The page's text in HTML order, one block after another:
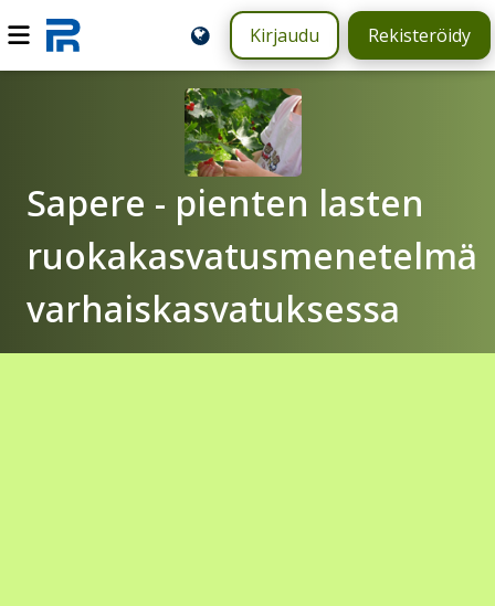
Kirjaudu Rekisteröidy
Sapere - pienten lasten
ruokakasvatusmenetelmä
varhaiskasvatuksessa